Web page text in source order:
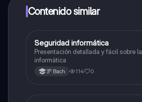
a determinadas funciones.
Contenido similar
Informática
Seguridad informática
Presentación detallada y fácil sobre
informática
3º Bach 114 0